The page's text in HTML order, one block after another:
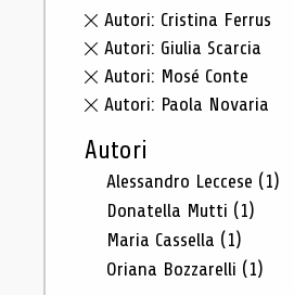
Autori: Cristina Ferrus
Autori: Giulia Scarcia
Autori: Mosé Conte
Autori: Paola Novaria
Autori
Alessandro Leccese (1)
Donatella Mutti (1)
Maria Cassella (1)
Oriana Bozzarelli (1)